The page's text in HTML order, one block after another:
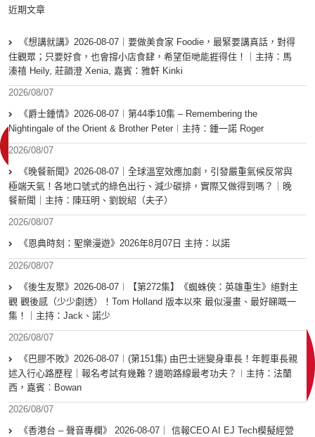
近期文章
《想講就講》2026-08-07｜要做美食家 Foodie，最緊要講真話，對得
住觀眾；只要好食，也會撐小店食肆，希望佢哋能捱得住！｜主持：馬
溱禧 Heily, 莊韻澄 Xenia, 嘉賓：雅軒 Kinki
2026/08/07
《爵士鍾情》2026-08-07︱第44季10集 – Remembering the
Nightingale of the Orient & Brother Peter︱主持：鍾一諾 Roger
2026/08/07
《晚餐新聞》2026-08-07｜全球溫室效應加劇，引發嚴重氣候反常與
極端天氣！各地口號式的綠色出行、減少碳排，實際又做得到嗎？｜晚
餐新聞｜主持：陳珏明、劉銳紹（夫子）
2026/08/07
《恩典時刻：聖樂漫遊》2026年8月07日 主持：以諾
2026/08/07
《後生友聚》2026-08-07︱【第272集】《蜘蛛俠：英雄重生》絕對主
觀 觀後感（少少劇透）！Tom Holland 版本以來 最似漫畫、最好睇嘅一
集！｜主持：Jack、諾少
2026/08/07
《巴膠不敗》2026-08-07︱(第151集) 由巴士迷變身車長！年輕車長親
述入行心路歷程｜報名考試有幾難？邊啲路線最考功夫？︱主持：法蘭
西，嘉賓︰Bowan
2026/08/07
《香港台 – 聲音專欄》 2026-08-07｜ 信報CEO AI EJ Tech模擬經營